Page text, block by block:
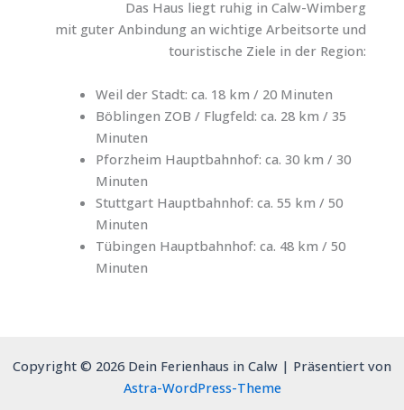
Das Haus liegt ruhig in Calw-Wimberg
mit guter Anbindung an wichtige Arbeitsorte und
touristische Ziele in der Region:
Weil der Stadt: ca. 18 km / 20 Minuten
Böblingen ZOB / Flugfeld: ca. 28 km / 35
Minuten
Pforzheim Hauptbahnhof: ca. 30 km / 30
Minuten
Stuttgart Hauptbahnhof: ca. 55 km / 50
Minuten
Tübingen Hauptbahnhof: ca. 48 km / 50
Minuten
Copyright © 2026 Dein Ferienhaus in Calw | Präsentiert von
Astra-WordPress-Theme